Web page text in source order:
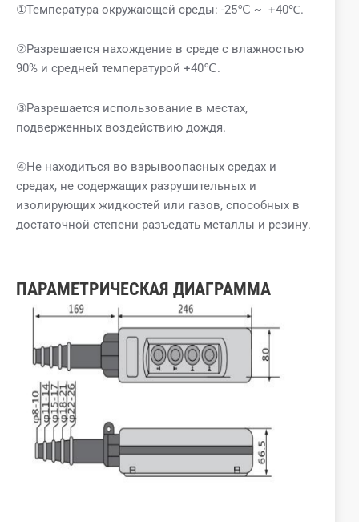
①Температура окружающей среды: -25℃ ~ +40℃.
②Разрешается нахождение в среде с влажностью
90% и средней температурой +40℃.
③Разрешается использование в местах,
подверженных воздействию дождя.
④Не находиться во взрывоопасных средах и
средах, не содержащих разрушительных и
изолирующих жидкостей или газов, способных в
достаточной степени разъедать металлы и резину.
ПАРАМЕТРИЧЕСКАЯ ДИАГРАММА